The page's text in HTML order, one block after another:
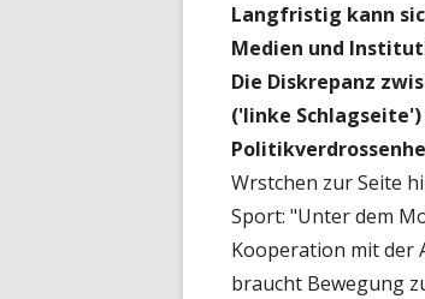
Langfristig kann
Medien und
Die Diskrepanz
('linke
Wrstchen zur Seite
Sport: "Unter dem
Kooperation mit der
braucht Bewegung